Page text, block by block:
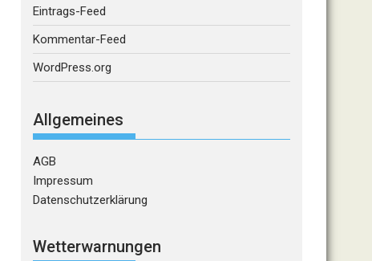
Eintrags-Feed
Kommentar-Feed
WordPress.org
Allgemeines
AGB
Impressum
Datenschutzerklärung
Wetterwarnungen